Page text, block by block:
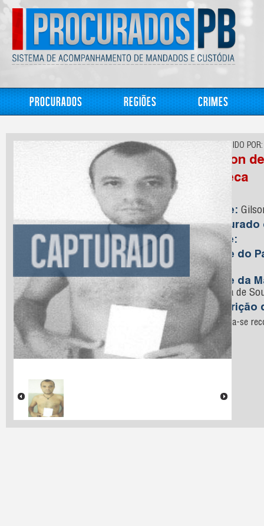
Procurados Regiões Crimes
CONHECIDO POR:
Gilson
Careca
Nome:
Capturado
Idade:
Nome do
Sousa
Nome da
Pereira de
Descrição
encontra-se
rocha